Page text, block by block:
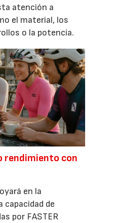
atención a
el material, los
o la potencia.
rendimiento con
en la
capacidad de
por FASTER